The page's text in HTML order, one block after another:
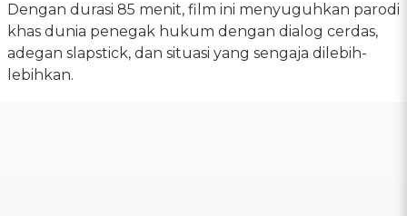
Dengan durasi 85 menit, film ini menyuguhkan parodi
khas dunia penegak hukum dengan dialog cerdas,
adegan slapstick, dan situasi yang sengaja dilebih-
lebihkan.